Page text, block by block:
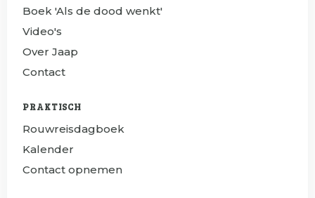
Boek 'Als de dood wenkt'
Video's
Over Jaap
Contact
PRAKTISCH
Rouwreisdagboek
Kalender
Contact opnemen